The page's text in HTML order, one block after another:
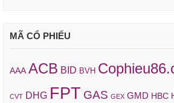
MÃ CỔ PHIẾU
AAA ACB BID BVH
CVT DHG FPT GAS GEX GMD HBC